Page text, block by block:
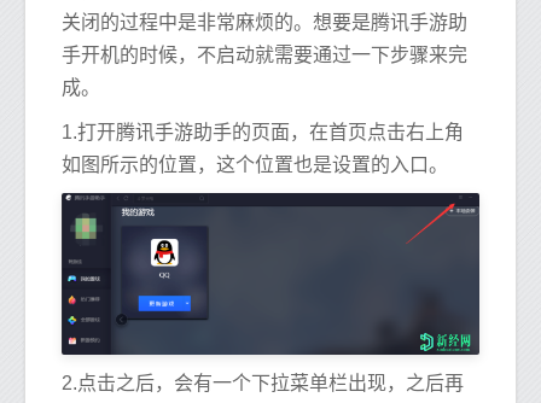
关闭的过程中是非常麻烦的。想要是腾讯手游助
手开机的时候，不启动就需要通过一下步骤来完
成。
1.打开腾讯手游助手的页面，在首页点击右上角
如图所示的位置，这个位置也是设置的入口。
2.点击之后，会有一个下拉菜单栏出现，之后再